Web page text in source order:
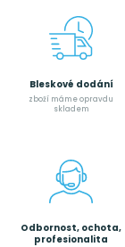
Bleskové dodání
zboží máme opravdu
skladem
Odbornost, ochota,
profesionalita